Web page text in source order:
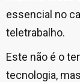
essencial no
teletrabalho.
Este não é o
tecnologia,